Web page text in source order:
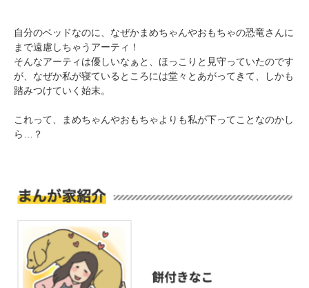
自分のベッドなのに、なぜかまめちゃんやおもちゃの恐竜さんに
まで遠慮しちゃうアーティ！
そんなアーティは優しいなぁと、ほっこりと見守っていたのです
が、なぜか私が寝ているところには堂々とあがってきて、しかも
踏みつけていく始末。
これって、まめちゃんやおもちゃよりも私が下ってことなのかし
ら…？
pecodogs
いぬ部をフォロー
ねこ部をフォロー
PECOアプリをダウンロード済みの方
アプリで開く